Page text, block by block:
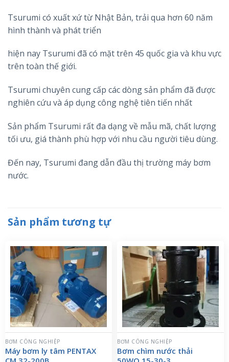
Tsurumi có xuất xứ từ Nhật Bản, trải qua hơn 60 năm
hình thành và phát triển
hiện nay Tsurumi đã có mặt trên 45 quốc gia và khu vực
trên toàn thế giới.
Tsurumi chuyên cung cấp các dòng sản phẩm đã được
nghiên cứu và áp dụng công nghệ tiên tiến nhất
Sản phẩm Tsurumi rất đa dạng về mẫu mã, chất lượng
tối ưu, giá thành phù hợp với nhu cầu người tiêu dùng.
Đến nay, Tsurumi đang dẫn đầu thị trường máy bơm
nước.
Sản phẩm tương tự
BƠM CÔNG NGHIỆP
Máy bơm ly tâm PENTAX
BƠM CÔNG NGHIỆP
Bơm chìm nước thải